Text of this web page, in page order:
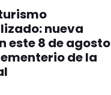
nueva
este 8 de agosto
de la